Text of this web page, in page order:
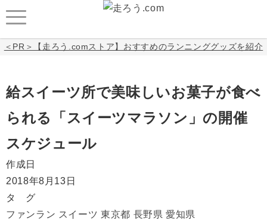
＜PR＞【走ろう.comストア】おすすめのランニンググッズを紹介
給スイーツ所で美味しいお菓子が食べ
られる「スイーツマラソン」の開催
スケジュール
作成日
2018年8月13日
タ グ
ファンラン スイーツ 東京都 長野県 愛知県